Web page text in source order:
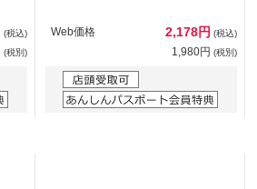
(税込)
(税別)
Web価格 2,178円 (税込)
1,980円 (税別)